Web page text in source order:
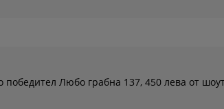
победител Любо грабна 137, 450 лева от